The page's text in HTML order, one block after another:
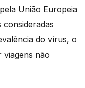
União Europeia
do vírus, o
viagens não